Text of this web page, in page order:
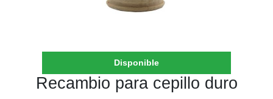
Disponible
Recambio para cepillo duro